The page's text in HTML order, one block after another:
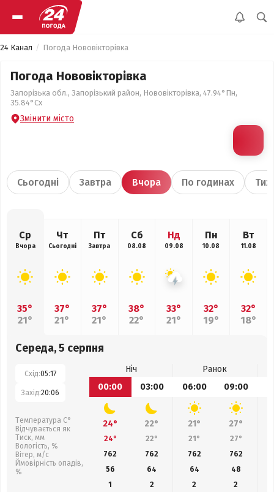
24 Канал Погода Нововікторівка
Погода Нововікторівка
Запорізька обл., Запорізький район, Нововікторівка, 47.94°Пн,
35.84°Сх
Змінити місто
Сьогодні Завтра Вчора По годинах
Ср
Вчора
35°
21°
Чт
Сьогодні
37°
21°
Пт
Завтра
37°
21°
Сб
08.08
38°
22°
Нд
09.08
33°
21°
Пн
10.08
32°
19°
Вт
11.08
32°
18°
Середа, 5 серпня
Схід:05:17
Захід:20:06
Температура С°
Відчувається як
Тиск, мм
Вологість, %
Вітер, м/с
Ймовірність опадів,
%
Ніч
Ранок
00:00
03:00 06:00 09:00
24° 22° 21° 27°
24° 22° 21° 27°
762
762 762 762
56
64 64
48
1
2 2
2